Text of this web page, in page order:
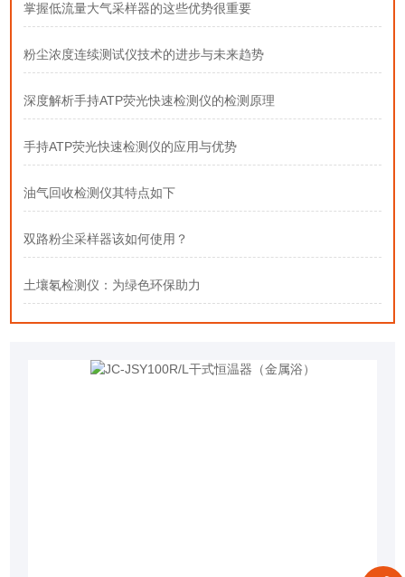
掌握低流量大气采样器的这些优势很重要
粉尘浓度连续测试仪技术的进步与未来趋势
深度解析手持ATP荧光快速检测仪的检测原理
手持ATP荧光快速检测仪的应用与优势
油气回收检测仪其特点如下
双路粉尘采样器该如何使用？
土壤氡检测仪：为绿色环保助力